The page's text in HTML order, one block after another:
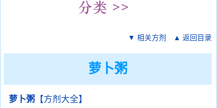
▼ 相关方剂 ▲ 返回目录
萝卜粥
萝卜粥 【方剂大全】